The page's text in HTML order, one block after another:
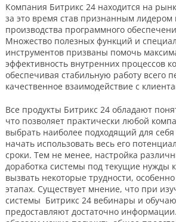
Компания Битрикс 24 находится на
за это время став признанным лидером
производства программного
Множество полезных функций и
инструментов призваны помочь
эффективность внутренних процессов
обеспечивая стабильную работу всего
качественное взаимодействие с
Все продукты Битрикс 24 обладают
что позволяет практически любой
выбрать наиболее подходящий для
начать использовать весь его
сроки. Тем не менее, настройка
доработка системы под текущие нужды
вызвать некоторые трудности,
этапах. Существует мнение, что при
системы Битрикс 24 вебинары и
предоставляют достаточно